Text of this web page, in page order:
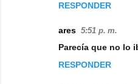
RESPONDER
ares 5:51 p. m.
Parecía que no lo
RESPONDER